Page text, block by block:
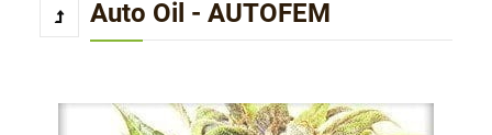
Auto Oil - AUTOFEM